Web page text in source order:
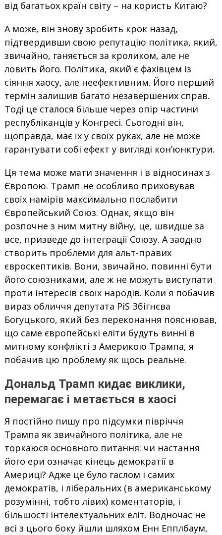
від багатьох країн світу – на користь Китаю?
А може, він знову зробить крок назад,
підтвердивши свою репутацію політика, який,
звичайно, ганяється за кроликом, але не
ловить його. Політика, який є фахівцем із
сіяння хаосу, але неефективним. Його перший
термін залишив багато незавершених справ.
Тоді це сталося більше через опір частини
республіканців у Конгресі. Сьогодні він,
щоправда, має їх у своїх руках, але не може
гарантувати собі ефект у вигляді кон’юнктури.
Ця тема може мати значення і в відносинах з
Європою. Трамп не особливо приховував
своїх намірів максимально послабити
Європейський Союз. Однак, якщо він
розпочне з ним митну війну, це, швидше за
все, призведе до інтеграції Союзу. А заодно
створить проблеми для альт-правих
євроскептиків. Вони, звичайно, повинні бути
його союзниками, але ж не можуть виступати
проти інтересів своїх народів. Коли я побачив
вираз обличчя депутата PiS Збігнєва
Богуцького, який без переконання пояснював,
що саме європейські еліти будуть винні в
митному конфлікті з Америкою Трампа, я
побачив цю проблему як щось реальне.
Дональд Трамп кидає виклики,
перемагає і метається в хаосі
Я постійно пишу про підсумки півріччя
Трампа як звичайного політика, але не
торкаюся основного питання: чи настання
його ери означає кінець демократії в
Америці? Адже це було гаслом і самих
демократів, і ліберальних (в американському
розумінні, тобто лівих) коментаторів, і
більшості інтелектуальних еліт. Водночас не
всі з цього боку йшли шляхом Енн Епплбаум,